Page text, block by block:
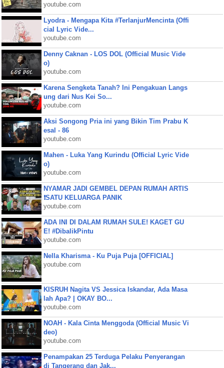
youtube.com
Lyodra - Mengapa Kita #TerlanjurMencinta (Offi
cial Lyric Vide...
youtube.com
Denny Caknan - LOS DOL (Official Music Vide
o)
youtube.com
Karena Sengketa Tanah? Ini Pengakuan Langs
ung dari Nus Kei So...
youtube.com
Aksi Songong Pria ini yang Bikin Tim Prabu K
esal - 86
youtube.com
Mahen - Luka Yang Kurindu (Official Lyric Vide
o)
youtube.com
NYAMAR JADI GEMBEL DEPAN RUMAH ARTIS
❗SATU KELUARGA PANIK
youtube.com
ADA INI DI DALAM RUMAH SULE! KAGET GU
E! #DibalikPintu
youtube.com
Nella Kharisma - Ku Puja Puja [OFFICIAL]
youtube.com
KISRUH Nagita VS Jessica Iskandar, Ada Masa
lah Apa? | OKAY BO...
youtube.com
NOAH - Kala Cinta Menggoda (Official Music Vi
deo)
youtube.com
Penampakan 25 Terduga Pelaku Penyerangan
di Tangerang dan Jak...